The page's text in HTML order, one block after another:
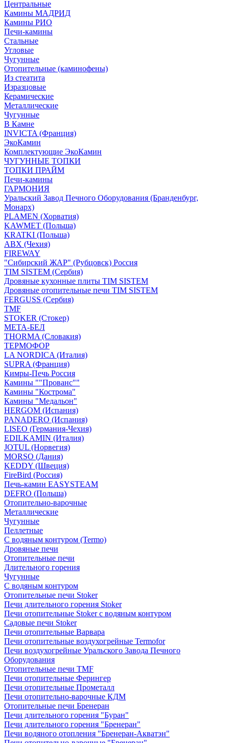
Центральные
Камины МАДРИД
Камины РИО
Печи-камины
Стальные
Угловые
Чугунные
Отопительные (каминофены)
Из стеатита
Изразцовые
Керамические
Металлические
Чугунные
В Камне
INVICTA (Франция)
ЭкоКамин
Комплектующие ЭкоКамин
ЧУГУННЫЕ ТОПКИ
ТОПКИ ПРАЙМ
Печи-камины
ГАРМОНИЯ
Уральский Завод Печного Оборудования (Бранденбург,
Монарх)
PLAMEN (Хорватия)
KAWMET (Польша)
KRATKI (Польша)
ABX (Чехия)
FIREWAY
"Сибирский ЖАР" (Рубцовск) Россия
TIM SISTEM (Сербия)
Дровяные кухонные плиты TIM SISTEM
Дровяные отопительные печи TIM SISTEM
FERGUSS (Сербия)
TMF
STOKER (Стокер)
МЕТА-БЕЛ
THORMA (Словакия)
ТЕРМОФОР
LA NORDICA (Италия)
SUPRA (Франция)
Кимры-Печь Россия
Камины ""Прованс""
Камины "Кострома"
Камины "Медальон"
HERGOM (Испания)
PANADERO (Испания)
LISEO (Германия-Чехия)
EDILKAMIN (Италия)
JOTUL (Норвегия)
MORSO (Дания)
KEDDY (Швеция)
FireBird (Россия)
Печь-камин EASYSTEAM
DEFRO (Польша)
Отопительно-варочные
Металлические
Чугунные
Пеллетные
С водяным контуром (Termo)
Дровяные печи
Отопительные печи
Длительного горения
Чугунные
C водяным контуром
Отопительные печи Stoker
Печи длительного горения Stoker
Печи отопительные Stoker с водяным контуром
Садовые печи Stoker
Печи отопительные Варвара
Печи отопительные воздухогрейные Termofor
Печи воздухогрейные Уральского Завода Печного
Оборудования
Отопительные печи TMF
Печи отопительные Ферингер
Печи отопительные Прометалл
Печи отопительно-варочные КДМ
Отопительные печи Бренеран
Печи длительного горения "Буран"
Печи длительного горения "Бренеран"
Печи водяного отопления "Бренеран-Акватэн"